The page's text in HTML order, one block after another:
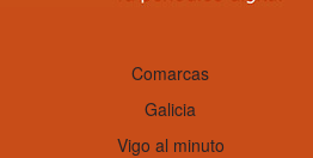
Comarcas
Galicia
Vigo al minuto